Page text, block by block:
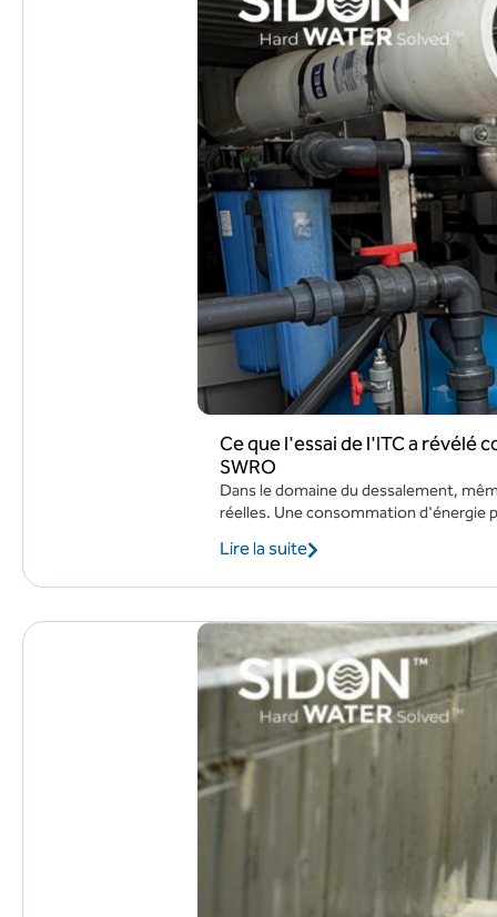
Ce que l'essai de l'ITC a
SWRO
Dans le domaine du dessalement,
réelles. Une consommation d'énergie
Lire la suite